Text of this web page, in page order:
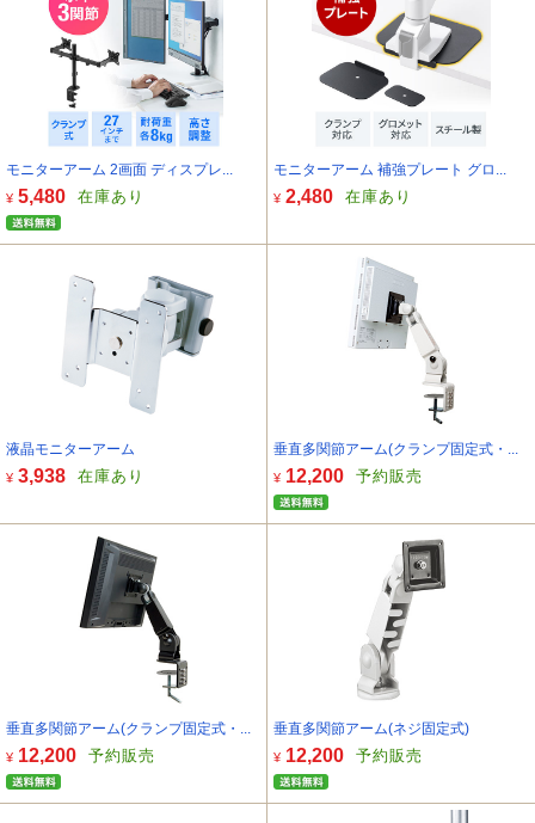
モニターアーム 2画面 ディスプレ...
¥ 5,480 在庫あり
モニターアーム 補強プレート グロ...
¥ 2,480 在庫あり
液晶モニターアーム
¥ 3,938 在庫あり
垂直多関節アーム(クランプ固定式・...
¥ 12,200 予約販売
垂直多関節アーム(クランプ固定式・...
¥ 12,200 予約販売
垂直多関節アーム(ネジ固定式)
¥ 12,200 予約販売